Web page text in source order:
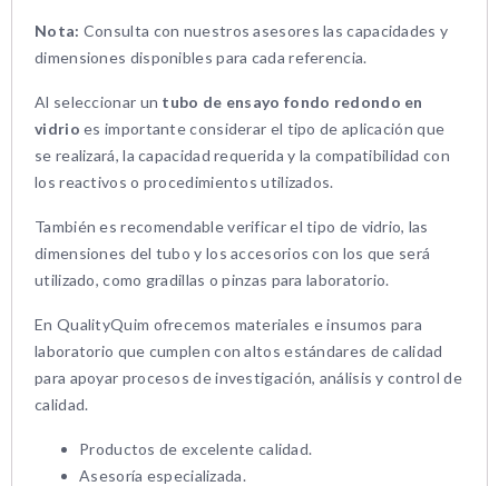
Nota: Consulta con nuestros asesores las capacidades y
dimensiones disponibles para cada referencia.
Al seleccionar un tubo de ensayo fondo redondo en
vidrio es importante considerar el tipo de aplicación que
se realizará, la capacidad requerida y la compatibilidad con
los reactivos o procedimientos utilizados.
También es recomendable verificar el tipo de vidrio, las
dimensiones del tubo y los accesorios con los que será
utilizado, como gradillas o pinzas para laboratorio.
En QualityQuim ofrecemos materiales e insumos para
laboratorio que cumplen con altos estándares de calidad
para apoyar procesos de investigación, análisis y control de
calidad.
Productos de excelente calidad.
Asesoría especializada.